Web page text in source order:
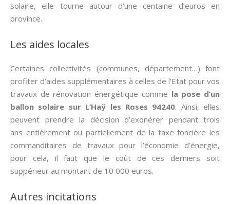
solaire, elle tourne autour d’une centaine d’euros en
province.
Les aides locales
Certaines collectivités (communes, département…) font
profiter d’aides supplémentaires à celles de l’Etat pour vos
travaux de rénovation énergétique comme la pose d’un
ballon solaire sur L’Haÿ les Roses 94240. Ainsi, elles
peuvent prendre la décision d’exonérer pendant trois
ans entièrement ou partiellement de la taxe foncière les
commanditaires de travaux pour l’économie d’énergie,
pour cela, il faut que le coût de ces derniers soit
suppérieur au montant de 10 000 euros.
Autres incitations